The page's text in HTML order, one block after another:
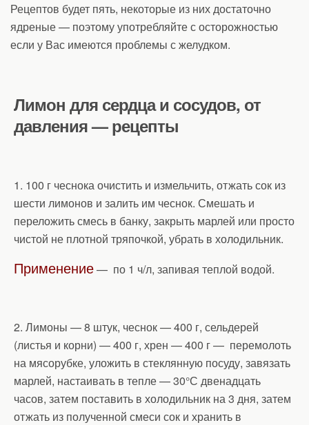
Рецептов будет пять, некоторые из них достаточно
ядреные — поэтому употребляйте с осторожностью
если у Вас имеются проблемы с желудком.
Лимон для сердца и сосудов, от
давления — рецепты
1. 100 г чеснока очистить и измельчить, отжать сок из
шести лимонов и залить им чеснок. Смешать и
переложить смесь в банку, закрыть марлей или просто
чистой не плотной тряпочкой, убрать в холодильник.
Применение— по 1 ч/л, запивая теплой водой.
2. Лимоны — 8 штук, чеснок — 400 г, сельдерей
(листья и корни) — 400 г, хрен — 400 г — перемолоть
на мясорубке, уложить в стеклянную посуду, завязать
марлей, настаивать в тепле — 30°С двенадцать
часов, затем поставить в холодильник на 3 дня, затем
отжать из полученной смеси сок и хранить в